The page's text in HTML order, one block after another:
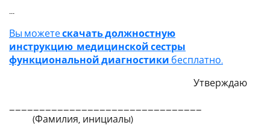
Вы можетескачать должностную
инструкцию медицинской сестры
функциональной диагностики бесплатно.
Утверждаю
(Фамилия, инициалы)